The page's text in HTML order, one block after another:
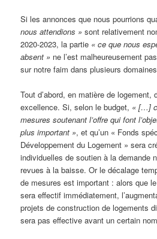
Si les annonces que nous pourrions
nous attendions » sont relativement
2020-2023, la partie « ce que nous
absent » ne l’est malheureusement
sur notre faim dans plusieurs
Tout d’abord, en matière de logement,
excellence. Si, selon le budget, « […]
mesures soutenant l’offre qui font
plus important », et qu’un « Fonds
Développement du Logement » sera
individuelles de soutien à la demande
revues à la baisse. Or le décalage
de mesures est important : alors que
sera effectif immédiatement,
projets de construction de logements
sera pas effective avant un certain